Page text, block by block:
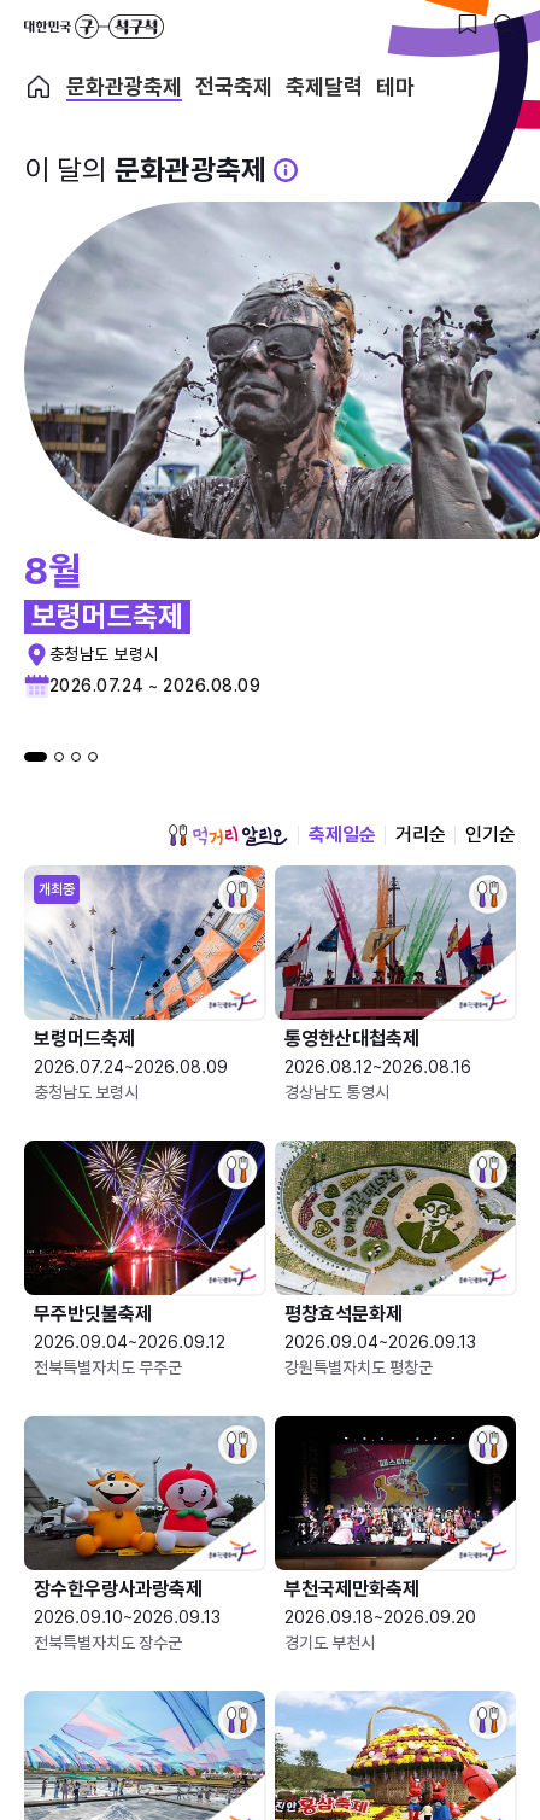
문화관광축제 전국축제 축제달력 테마
이 달의 문화관광축제
8월
보령머드축제
충청남도 보령시
2026.07.24 ~ 2026.08.09
축제일순 거리순 인기순
개최중
보령머드축제
2026.07.24~2026.08.09
충청남도 보령시
통영한산대첩축제
2026.08.12~2026.08.16
경상남도 통영시
무주반딧불축제
2026.09.04~2026.09.12
전북특별자치도 무주군
평창효석문화제
2026.09.04~2026.09.13
강원특별자치도 평창군
장수한우랑사과랑축제
2026.09.10~2026.09.13
전북특별자치도 장수군
부천국제만화축제
2026.09.18~2026.09.20
경기도 부천시